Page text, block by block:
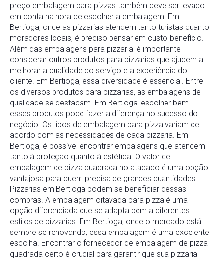
preço embalagem para pizzas também deve ser levado
em conta na hora de escolher a embalagem. Em
Bertioga, onde as pizzarias atendem tanto turistas quanto
moradores locais, é preciso pensar em custo-benefício.
Além das embalagens para pizzaria, é importante
considerar outros produtos para pizzarias que ajudem a
melhorar a qualidade do serviço e a experiência do
cliente. Em Bertioga, essa diversidade é essencial. Entre
os diversos produtos para pizzarias, as embalagens de
qualidade se destacam. Em Bertioga, escolher bem
esses produtos pode fazer a diferença no sucesso do
negócio. Os tipos de embalagem para pizza variam de
acordo com as necessidades de cada pizzaria. Em
Bertioga, é possível encontrar embalagens que atendem
tanto à proteção quanto à estética. O valor de
embalagem de pizza quadrada no atacado é uma opção
vantajosa para quem precisa de grandes quantidades.
Pizzarias em Bertioga podem se beneficiar dessas
compras. A embalagem oitavada para pizza é uma
opção diferenciada que se adapta bem a diferentes
estilos de pizzarias. Em Bertioga, onde o mercado está
sempre se renovando, essa embalagem é uma excelente
escolha. Encontrar o fornecedor de embalagem de pizza
quadrada certo é crucial para garantir que sua pizzaria